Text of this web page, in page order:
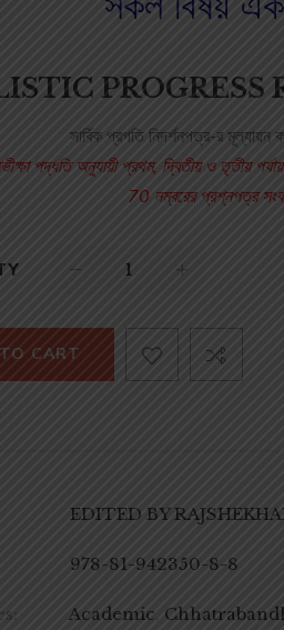
PROGRESS
সার্বিক প্রগতি নিদর্শনপত্র-র মূল্যায়ন
পদ্ধতি অনুযায়ী প্রথম, দ্বিতীয় ও তৃতীয়
70 নম্বরের প্রশ্নপত্র
CART
EDITED BY
978-81-942350-8-8
Academic